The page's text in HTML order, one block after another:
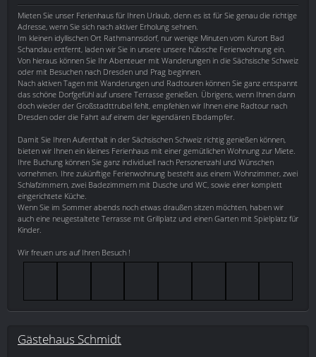
Mieten Sie unser Ferienhaus für Ihren Urlaub, denn es ist für Sie genau die richtige
Adresse, wenn Sie sich nach aktiver Erholung sehnen.
Im kleinen idyllischen Ort Rathmannsdorf, nur wenige Minuten vom Kurort Bad
Schandau entfernt, laden wir Sie in unsere unsere hübsche Ferienwohnung ein.
Von hieraus können Sie Ihr Abenteuer mit Wanderungen in die Sächsische Schweiz
oder mit Besuchen nach Dresden und Prag beginnen.
Nach aktiven Tagen mit Wanderungen und Radtouren können Sie ganz entspannt
das schöne Dorfgefühl auf unsere Terrasse genießen. Übrigens, wenn Ihnen dann
doch wieder der Großstadttrubel fehlt, empfehlen wir Ihnen eine Radtour nach
Dresden oder die Fahrt auf einem der legendären Elbdampfer.
Damit Sie Ihren Aufenthalt in der Sächsischen Schweiz richtig genießen können,
bieten wir Ihnen ein kleines Ferienhaus mit einer gemütlichen Wohnung zur Miete.
Ihre Buchung können Sie ganz individuell nach Personenzahl und Wünschen
vornehmen. Ihre zukünftige Ferienwohnung besteht aus einem Wohnzimmer, zwei
Schlafzimmern, zwei Badezimmern mit Dusche und WC, sowie einer komplett
eingerichtete Küche.
Wenn Sie im Sommer abends noch etwas draußen sitzen möchten, haben wir
auch eine neugestaltete Terrasse mit Grillplatz und einen Garten mit Spielplatz für
Kinder.
Wir freuen uns auf Ihren Besuch !
Gästehaus Schmidt